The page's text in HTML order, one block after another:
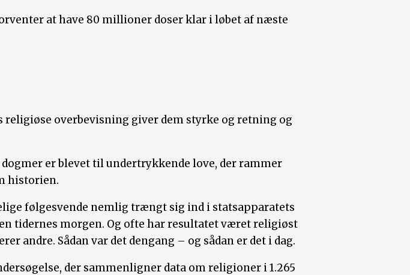
at have 80 millioner doser klar i løbet af næste
religiøse overbevisning giver dem styrke og retning og
er blevet til undertrykkende love, der rammer
historien.
følgesvende nemlig trængt sig ind i statsapparatets
tidernes morgen. Og ofte har resultatet været religiøst
andre. Sådan var det dengang – og sådan er det i dag.
der sammenligner data om religioner i 1.265